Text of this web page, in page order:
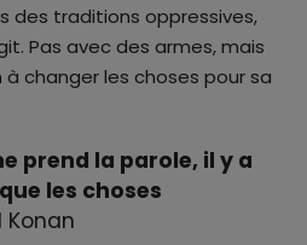
des traditions oppressives,
Pas avec des armes, mais
changer les choses pour sa
prend la parole, il y a
les choses